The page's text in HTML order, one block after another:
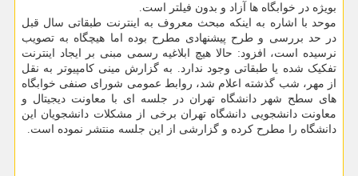
بویژه در خوابگاه ها آزاد و بدون فیلتر است.
موحد با اشاره به اینکه مبحث معروف به اینترنت طبقاتی سال قبل
در حد بررسی و طرح پیشنهادی مطرح بوده اما هیچگاه به تصویب
نرسیده است، افزود: حالا هیچ ابلاغیه رسمی مبنی بر ایجاد اینترنت
تفکیک شده یا طبقاتی وجود ندارد. به گزارش مینی کامپیوتر به نقل
از مهر، شب گذشته اعلام شد، روابط عمومی شورای صنفی خوابگاه
های سطح شهر دانشگاه تهران در جلسه ای با معاونت دیجیتال و
معاونت دانشجویی دانشگاه تهران برخی از مشکلات دانشجویان این
دانشگاه را مطرح کرده و گزارشی از این جلسه منتشر نموده است.